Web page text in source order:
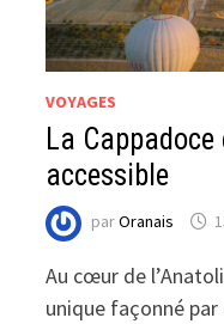
VOYAGES
La
accessible
parOranais
Au cœur de
unique façonné